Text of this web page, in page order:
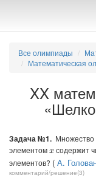
Все олимпиады
Математическая
XX
Задача №1. Множество
элементомx содержит
элементов? ( А.
комментарий/решение(3)